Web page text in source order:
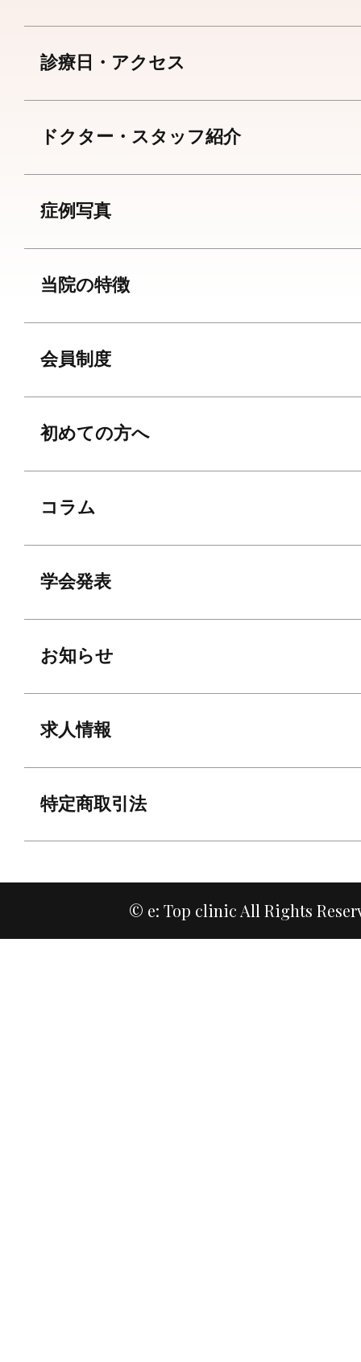
診療日・アクセス
ドクター・スタッフ紹介
症例写真
当院の特徴
会員制度
初めての方へ
コラム
学会発表
お知らせ
求人情報
特定商取引法
© e: Top clinic All Rights